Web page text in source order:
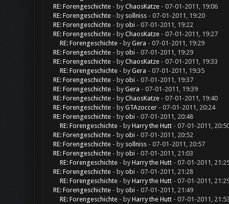
RE: Forengeschichte - byChaosKatze- 07-01-2011, 19:06
RE: Forengeschichte - by sollniss- 07-01-2011, 19:20
RE: Forengeschichte - byobi- 07-01-2011, 19:22
RE: Forengeschichte - byChaosKatze- 07-01-2011, 19:27
RE: Forengeschichte - byGera - 07-01-2011, 19:29
RE: Forengeschichte - byobi- 07-01-2011, 19:29
RE: Forengeschichte - byChaosKatze- 07-01-2011, 19:33
RE: Forengeschichte - byGera - 07-01-2011, 19:35
RE: Forengeschichte - byobi- 07-01-2011, 19:37
RE: Forengeschichte - byGera - 07-01-2011, 19:39
RE: Forengeschichte - byChaosKatze- 07-01-2011, 19:40
RE: Forengeschichte - byGTAzoccer- 07-01-2011, 20:24
RE: Forengeschichte - byobi- 07-01-2011, 20:48
RE: Forengeschichte - byHarry the Hutt- 07-01-2011,
RE: Forengeschichte - byobi- 07-01-2011, 20:52
RE: Forengeschichte - by sollniss- 07-01-2011, 20:57
RE: Forengeschichte - byobi- 07-01-2011, 21:03
RE: Forengeschichte - byHarry the Hutt- 07-01-2011,
RE: Forengeschichte - byobi- 07-01-2011, 21:28
RE: Forengeschichte - byHarry the Hutt- 07-01-2011,
RE: Forengeschichte - byobi- 07-01-2011, 21:49
RE: Forengeschichte - byHarry the Hutt- 07-01-2011, 21:53